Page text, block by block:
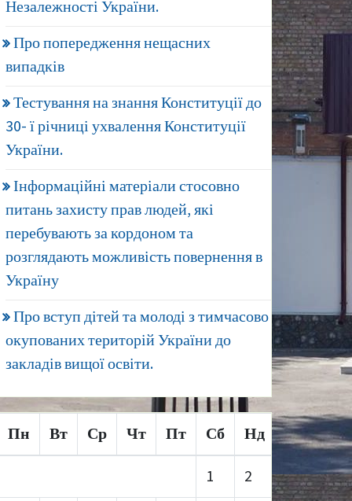
Незалежності України.
Про попередження нещасних
випадків
Тестування на знання Конституції до
30- ї річниці ухвалення Конституції
України.
Інформаційні матеріали стосовно
питань захисту прав людей, які
перебувають за кордоном та
розглядають можливість повернення в
Україну
Про вступ дітей та молоді з тимчасово
окупованих територій України до
закладів вищої освіти.
Пн Вт Ср Чт Пт Сб Нд
1 2